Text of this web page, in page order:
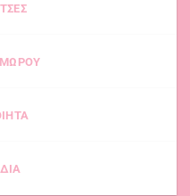
ΜΩΡΟΥ